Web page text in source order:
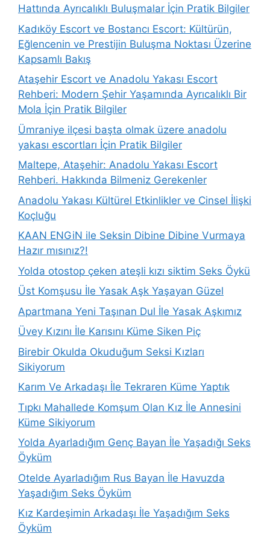
Hattında Ayrıcalıklı Buluşmalar İçin Pratik Bilgiler
Kadıköy Escort ve Bostancı Escort: Kültürün,
Eğlencenin ve Prestijin Buluşma Noktası Üzerine
Kapsamlı Bakış
Ataşehir Escort ve Anadolu Yakası Escort
Rehberi: Modern Şehir Yaşamında Ayrıcalıklı Bir
Mola İçin Pratik Bilgiler
Ümraniye ilçesi başta olmak üzere anadolu
yakası escortları İçin Pratik Bilgiler
Maltepe, Ataşehir: Anadolu Yakası Escort
Rehberi. Hakkında Bilmeniz Gerekenler
Anadolu Yakası Kültürel Etkinlikler ve Cinsel İlişki
Koçluğu
KAAN ENGiN ile Seksin Dibine Dibine Vurmaya
Hazır mısınız?!
Yolda otostop çeken ateşli kızı siktim Seks Öykü
Üst Komşusu İle Yasak Aşk Yaşayan Güzel
Apartmana Yeni Taşınan Dul İle Yasak Aşkımız
Üvey Kızını İle Karısını Küme Siken Piç
Birebir Okulda Okuduğum Seksi Kızları
Sikiyorum
Karım Ve Arkadaşı İle Tekraren Küme Yaptık
Tıpkı Mahallede Komşum Olan Kız İle Annesini
Küme Sikiyorum
Yolda Ayarladığım Genç Bayan İle Yaşadığı Seks
Öyküm
Otelde Ayarladığım Rus Bayan İle Havuzda
Yaşadığım Seks Öyküm
Kız Kardeşimin Arkadaşı İle Yaşadığım Seks
Öyküm